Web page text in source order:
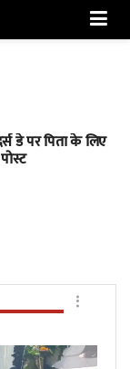
डे पर पिता के लिए